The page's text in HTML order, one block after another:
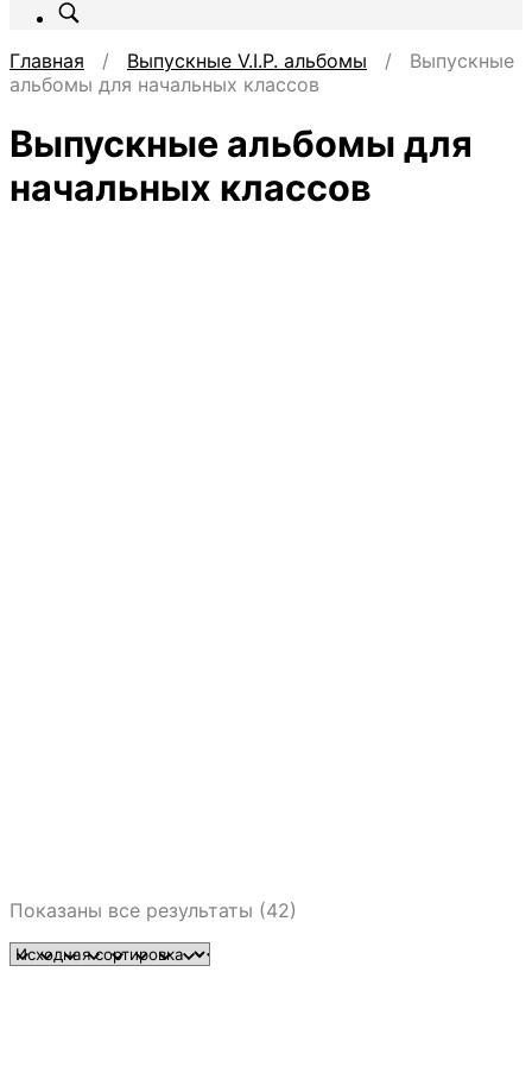
Главная / Выпускные V.I.P. альбомы / Выпускные
альбомы для начальных классов
Выпускные альбомы для
начальных классов
Показаны все результаты (42)